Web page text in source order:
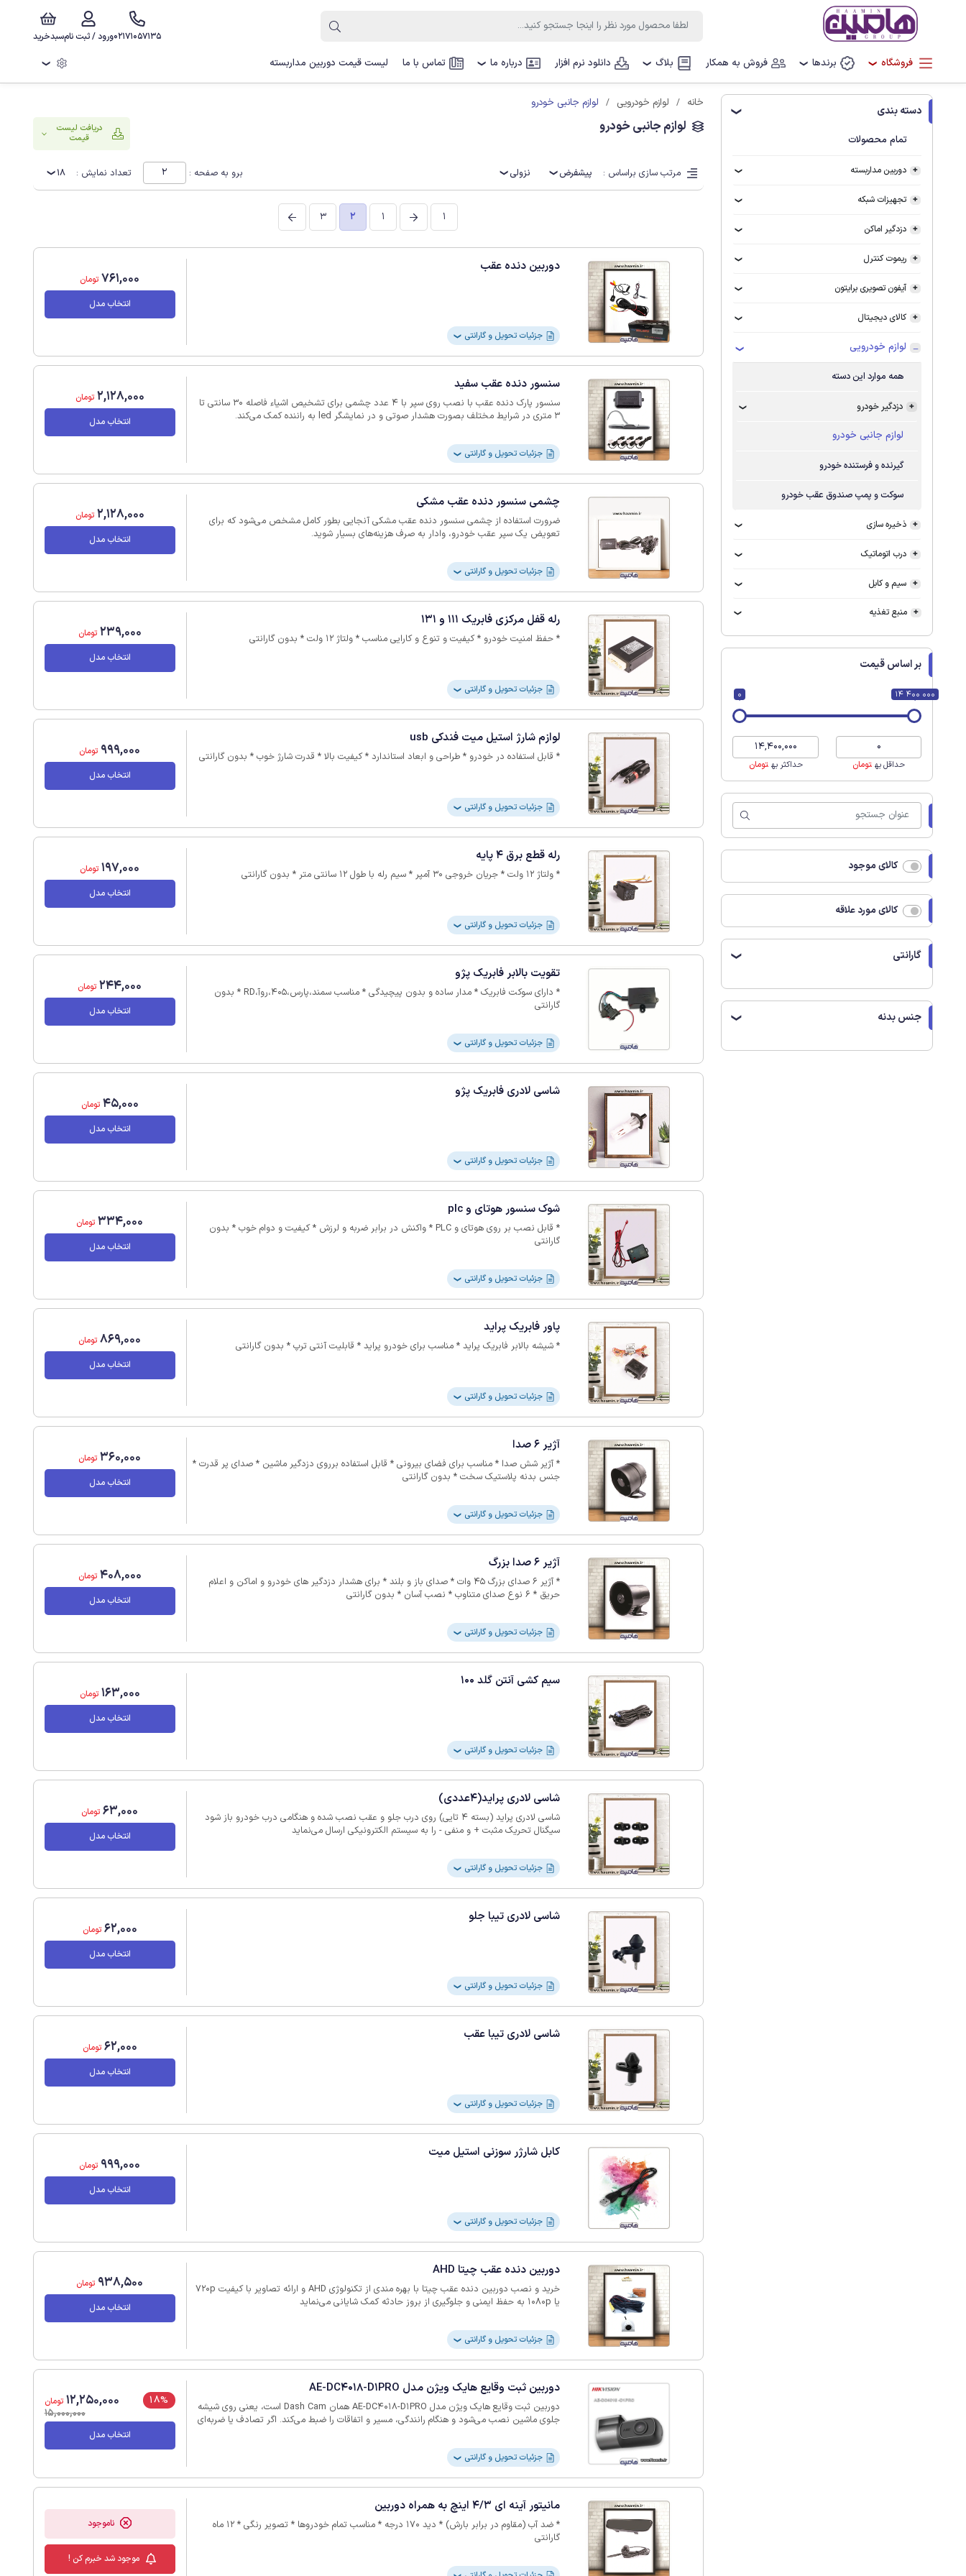
سبدخریدورود / ثبت نام02171057135
فروشگاه ❯ برندها ❯ فروش به همکار بلاگ ❯ دانلود نرم افزار درباره ما ❯ تماس با ما لیست قیمت دوربین مداربسته ❯
دسته بندی ❯
تمام محصولات
دوربین مداربسته
تجهیزات شبکه
دزدگیر اماکن
ریموت کنترل
آیفون تصویری برایتون
کالای دیجیتال
لوازم خودرویی
همه موارد این دسته
دزدگیر خودرو
لوازم جانبی خودرو
گیرنده و فرستنده خودرو
سوکت و پمپ صندوق عقب خودرو
ذخیره سازی
درب اتوماتیک
سیم و کابل
منبع تغذیه
بر اساس قیمت
0 14 400 000
حداقل به تومان حداکثر به تومان
کالای موجود
کالای مورد علاقه
گارانتی ❯
جنس بدنه ❯
خانه لوازم خودرویی لوازم جانبی خودرو
لوازم جانبی خودرو
دریافت لیست
قیمت
مرتب سازی براساس : پیشفرض نزولی برو به صفحه : تعداد نمایش : 18
1
1
2
3
دوربین دنده عقب
جزئیات تحویل و گارانتی ❯
761,000 تومان
انتخاب مدل
سنسور دنده عقب سفید
سنسور پارک دنده عقب با نصب روی سپر با 4 عدد چشمی برای تشخیص اشیاء فاصله 30 سانتی‌ تا
3 متری در شرایط مختلف بصورت هشدار صوتی و در نمایشگر led به راننده کمک می‌کند.
جزئیات تحویل و گارانتی ❯
2,128,000 تومان
انتخاب مدل
چشمی سنسور دنده عقب مشکی
ضرورت استفاده از چشمی سنسور دنده عقب مشکی آنجایی بطور کامل مشخص می‌شود که برای
تعویض یک سپر عقب خودرو، وادار به صرف هزینه‌های بسیار شوید.
جزئیات تحویل و گارانتی ❯
2,128,000 تومان
انتخاب مدل
رله قفل مرکزی فابریک 111 و 131
* حفظ امنیت خودرو * کیفیت و تنوع و کارایی مناسب * ولتاژ 12 ولت * بدون گارانتی
جزئیات تحویل و گارانتی ❯
239,000 تومان
انتخاب مدل
لوازم شارژ استیل میت فندکی usb
* قابل استفاده در خودرو * طراحی و ابعاد استاندارد * کیفیت بالا * قدرت شارژ خوب * بدون گارانتی
جزئیات تحویل و گارانتی ❯
999,000 تومان
انتخاب مدل
رله قطع برق 4 پایه
* ولتاژ 12 ولت * جریان خروجی 30 آمپر * سیم رله با طول 12 سانتی متر * بدون گارانتی
جزئیات تحویل و گارانتی ❯
197,000 تومان
انتخاب مدل
تقویت بالابر فابریک پژو
* دارای سوکت فابریک * مدار ساده و بدون پیچیدگی * مناسب سمند،پارس،405،روآ،RD * بدون
گارانتی
جزئیات تحویل و گارانتی ❯
244,000 تومان
انتخاب مدل
شاسی لادری فابریک پژو
جزئیات تحویل و گارانتی ❯
45,000 تومان
انتخاب مدل
شوک سنسور هوتای و plc
* قابل نصب بر روی هوتای و PLC * واکنش در برابر ضربه و لرزش * کیفیت و دوام خوب * بدون
گارانتی
جزئیات تحویل و گارانتی ❯
334,000 تومان
انتخاب مدل
پاور فابریک پراید
* شیشه بالابر فابریک پراید * مناسب برای خودرو پراید * قابلیت آنتی ترپ * بدون گارانتی
جزئیات تحویل و گارانتی ❯
869,000 تومان
انتخاب مدل
آژیر 6 صدا
* آژیر شش صدا * مناسب برای فضای بیرونی * قابل استفاده برروی دزدگیر ماشین * صدای پر قدرت *
جنس بدنه پلاستیک سخت * بدون گارانتی
جزئیات تحویل و گارانتی ❯
360,000 تومان
انتخاب مدل
آژیر 6 صدا بزرگ
* آژیر 6 صدای بزرگ 45 وات * صدای باز و بلند * برای هشدار دزدگیر های خودرو و اماکن و اعلام
حریق * 6 نوع صدای متناوب * نصب آسان * بدون گارانتی
جزئیات تحویل و گارانتی ❯
408,000 تومان
انتخاب مدل
سیم کشی آنتن گلد 100
جزئیات تحویل و گارانتی ❯
163,000 تومان
انتخاب مدل
شاسی لادری پراید(4عددی)
شاسی لادری پراید (بسته 4 تایی) روی درب جلو و عقب نصب شده و هنگامی درب خودرو باز شود
سیگنال تحریک مثبت + و منفی - را به سیستم الکترونیکی ارسال می‌نماید
جزئیات تحویل و گارانتی ❯
63,000 تومان
انتخاب مدل
شاسی لادری تیبا جلو
جزئیات تحویل و گارانتی ❯
62,000 تومان
انتخاب مدل
شاسی لادری تیبا عقب
جزئیات تحویل و گارانتی ❯
62,000 تومان
انتخاب مدل
کابل شارژر سوزنی استیل میت
جزئیات تحویل و گارانتی ❯
999,000 تومان
انتخاب مدل
دوربین دنده عقب چیتا AHD
خرید و نصب دوربین دنده عقب چیتا با بهره مندی از تکنولوژی AHD و ارائه تصاویر با کیفیت 720p
یا 1080p به حفظ ایمنی و جلوگیری از بروز حادثه کمک شایانی می‌نماید
جزئیات تحویل و گارانتی ❯
938,500 تومان
انتخاب مدل
دوربین ثبت وقایع هایک ویژن مدل AE-DC4018-D1PRO
دوربین ثبت وقایع هایک ویژن مدل AE-DC4018-D1PRO همان Dash Cam است، یعنی روی شیشه
جلوی ماشین نصب می‌شود و هنگام رانندگی، مسیر و اتفاقات را ضبط می‌کند. اگر تصادف یا ضربه‌ای
محصول بیشتر برای افرادی کاربرد دارد که می‌خواهند هنگام رانندگی، مدرکی از مسیر، تصادف یا
اپلیکیشن ببینید یا تنظیمات را تغییر دهید. همچنین میکروفون و اسپیکر داخلی دارد و روی کارت
حافظه تا 256 گیگابایت ضبط می‌کند.
جزئیات تحویل و گارانتی ❯
18%
12,250,000 تومان
15,000,000
انتخاب مدل
مانیتور آینه ای 4/3 اینچ به همراه دوربین
* ضد آب (مقاوم در برابر بارش) * دید 170 درجه * مناسب تمام خودروها * تصویر رنگی * 12 ماه
گارانتی
ناموجود
موجود شد خبرم کن !